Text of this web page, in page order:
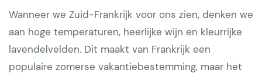
Wanneer we Zuid-Frankrijk voor ons zien, denken we
aan hoge temperaturen, heerlijke wijn en kleurrijke
lavendelvelden. Dit maakt van Frankrijk een
populaire zomerse vakantiebestemming, maar het